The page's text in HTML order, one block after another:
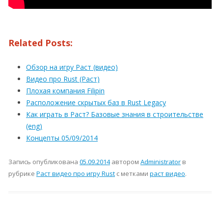
Related Posts:
Обзор на игру Раст (видео)
Видео про Rust (Раст)
Плохая компания Filipin
Расположение скрытых баз в Rust Legacy
Как играть в Раст? Базовые знания в строительстве
(eng)
Концепты 05/09/2014
Запись опубликована 05.09.2014автором Administrator в
рубрике Раст видео про игру Rust с метками раст видео.